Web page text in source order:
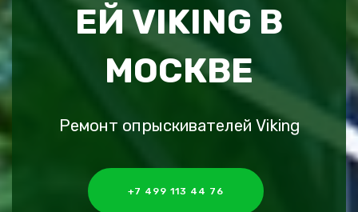
ЕЙ VIKING В
МОСКВЕ
Ремонт опрыскивателей Viking
+7 499 113 44 76